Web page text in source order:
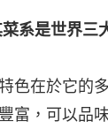
系是世界三
色在於它的
富，可以品